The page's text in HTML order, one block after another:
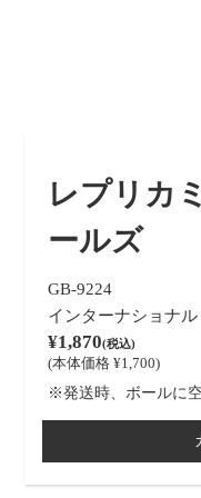
レプリカ
ールズ
GB-9224
インターナショナ
¥1,870(税込)
(本体価格 ¥1,700)
※発送時、ボールに